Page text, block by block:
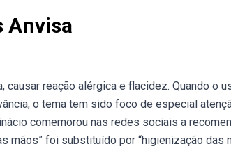
Anvisa
reação alérgica e flacidez. Quando o
o tema tem sido foco de especial
comemorou nas redes sociais a
mãos” foi substituído por “higienização das